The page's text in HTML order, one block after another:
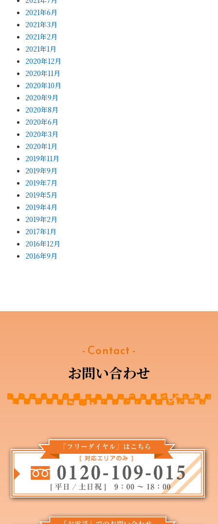
2021年6月
2021年3月
2021年2月
2021年1月
2020年12月
2020年11月
2020年10月
2020年9月
2020年8月
2020年6月
2020年3月
2020年1月
2019年11月
2019年9月
2019年7月
2019年5月
2019年4月
2019年2月
2017年1月
2016年12月
2016年9月
- Contact -
お問い合わせ